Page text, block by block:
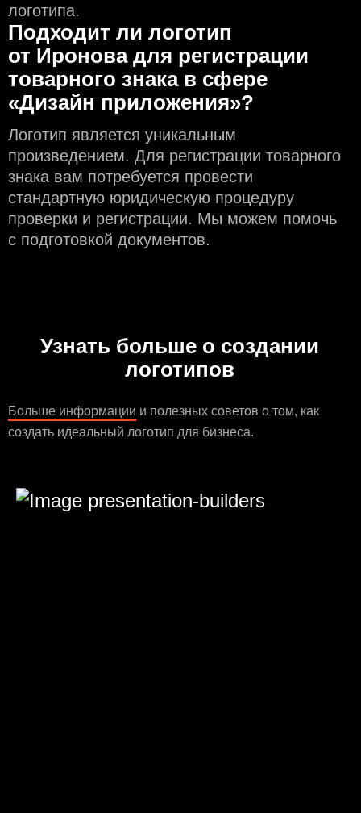
логотипа.
Подходит ли логотип
от Иронова для регистрации
товарного знака в сфере
«Дизайн приложения»?
Логотип является уникальным
произведением. Для регистрации товарного
знака вам потребуется провести
стандартную юридическую процедуру
проверки и регистрации. Мы можем помочь
с подготовкой документов.
Узнать больше о создании
логотипов
Больше информации и полезных советов о том, как
создать идеальный логотип для бизнеса.